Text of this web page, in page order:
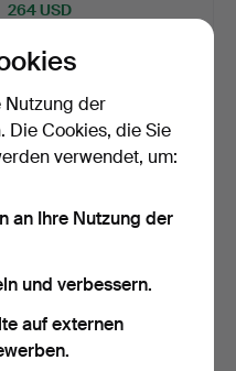
264 USD
CHRISTIAN DIOR.
4 Tage
3 Gebote
Nutzung der
Cookies, die Sie
verwendet, um:
an Ihre Nutzung der
und verbessern.
auf externen